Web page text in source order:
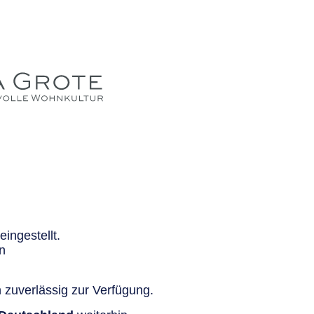
zur Verfügung.